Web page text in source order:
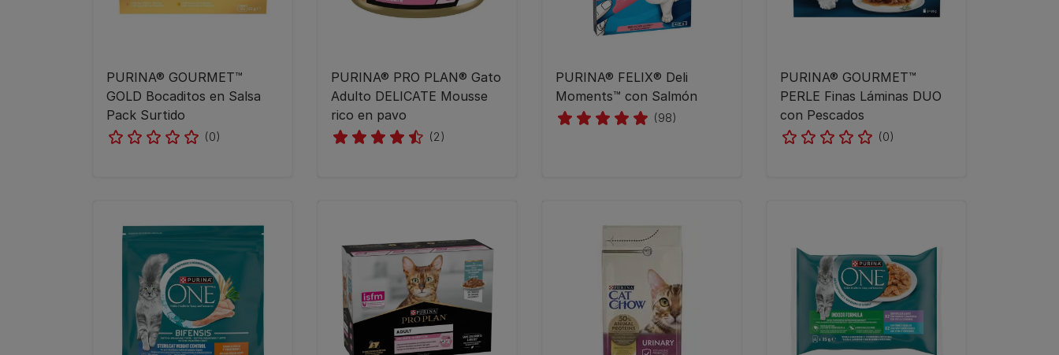
PURINA® GOURMET™
GOLD Bocaditos en Salsa
Pack Surtido
(0)
PURINA® PRO PLAN® Gato
Adulto DELICATE Mousse
rico en pavo
(2)
​PURINA® FELIX® Deli
Moments™ con Salmón
(98)
PURINA® GOURMET™
PERLE Finas Láminas DUO
con Pescados
(0)